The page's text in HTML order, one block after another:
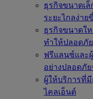
ธุรกิจขนาดเล็
ระยะไกลง่าย
ธุรกิจขนาดใ
ทำให้ปลอดภัย
ฟรีแลนซ์และ
อย่างปลอดภั
ผู้ให้บริการที่
ไคลเอ็นต์